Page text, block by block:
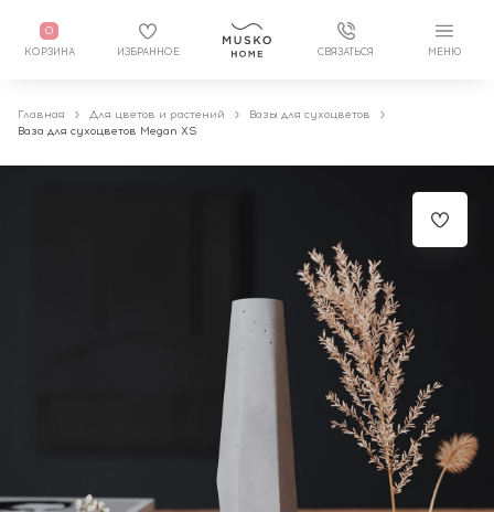
0
КОРЗИНА ИЗБРАННОЕ СВЯЗАТЬСЯ МЕНЮ
Главная Для цветов и растений
Вазы для сухоцветов
Ваза для сухоцветов Megan XS